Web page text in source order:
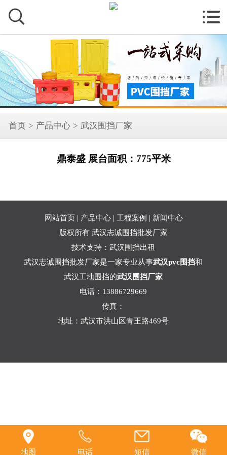


首页 > 产品中心 > 武汉围挡厂家
鼎泰盛 展台面积：775平米
网站首页| 产品中心| 工程案例 | 新闻中心
版权所有 武汉志诚围挡批发厂家
技术支持：武汉围挡出租
武汉志诚围挡批发厂家是一家专业从事武汉pvc围挡和
武汉工地围挡的武汉围挡厂家
电话：13886729669
传真：
地址：武汉市洪山区青王路469号
地图 电话 短信 微信